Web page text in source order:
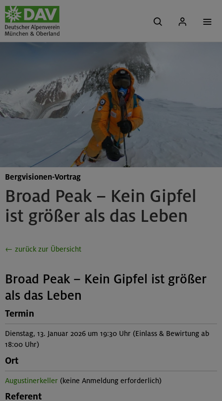
Broad Peak – Kein Gipfel
ist größer als das Leben
Bergvisionen-Vortrag
← zurück zur Übersicht
Broad Peak – Kein Gipfel ist größer
als das Leben
Termin
Dienstag, 13. Januar 2026 um 19:30 Uhr (Einlass & Bewirtung ab
18:00 Uhr)
Ort
Augustinerkeller (keine Anmeldung erforderlich)
Referent